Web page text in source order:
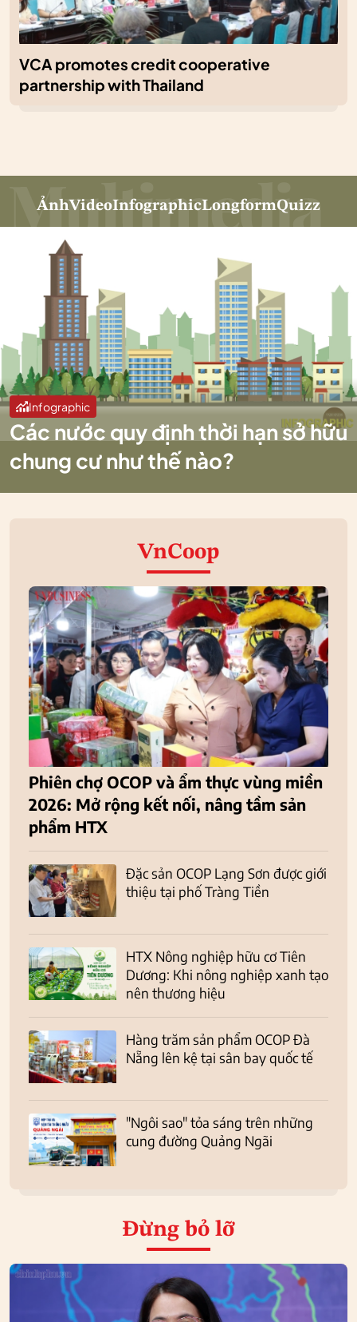
VCA promotes credit cooperative
partnership with Thailand
ẢnhVideoInfographicLongformQuizz
Infographic
Các nước quy định thời hạn sở hữu
chung cư như thế nào?
VnCoop
Phiên chợ OCOP và ẩm thực vùng miền
2026: Mở rộng kết nối, nâng tầm sản
phẩm HTX
Đặc sản OCOP Lạng Sơn được giới
thiệu tại phố Tràng Tiền
HTX Nông nghiệp hữu cơ Tiên
Dương: Khi nông nghiệp xanh tạo
nên thương hiệu
Hàng trăm sản phẩm OCOP Đà
Nẵng lên kệ tại sân bay quốc tế
"Ngôi sao" tỏa sáng trên những
cung đường Quảng Ngãi
Đừng bỏ lỡ